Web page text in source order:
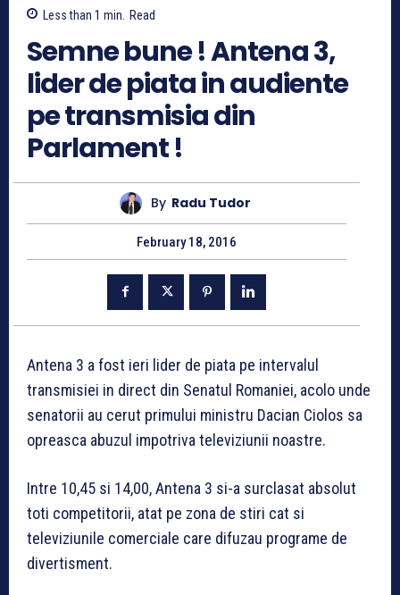
Less than 1 min. Read
Semne bune ! Antena 3,
lider de piata in audiente
pe transmisia din
Parlament !
By Radu Tudor
February 18, 2016
Antena 3 a fost ieri lider de piata pe intervalul
transmisiei in direct din Senatul Romaniei, acolo unde
senatorii au cerut primului ministru Dacian Ciolos sa
opreasca abuzul impotriva televiziunii noastre.
Intre 10,45 si 14,00, Antena 3 si-a surclasat absolut
toti competitorii, atat pe zona de stiri cat si
televiziunile comerciale care difuzau programe de
divertisment.